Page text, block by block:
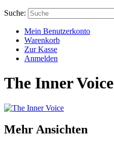
Suche:
Mein Benutzerkonto
Warenkorb
Zur Kasse
Anmelden
The Inner Voice
Mehr Ansichten